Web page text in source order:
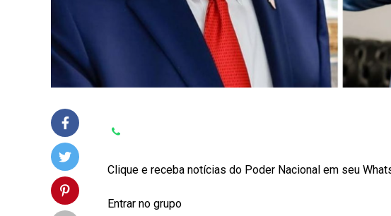
Clique e receba notícias do Poder Nacional em seu
Entrar no grupo